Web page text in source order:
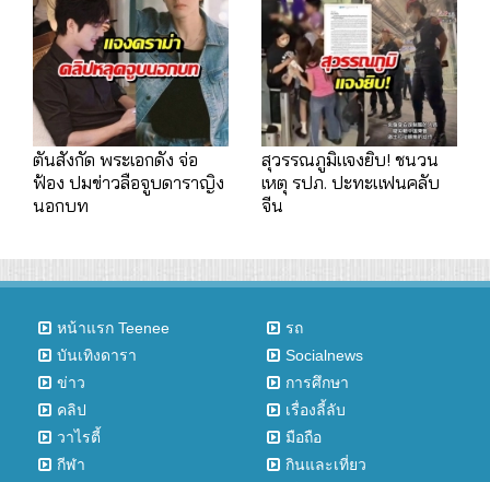
ตันสังกัด พระเอกดัง จ่อ
ฟ้อง ปมข่าวลือจูบดาราญิง
นอกบท
สุวรรณภูมิแจงยิบ! ชนวน
เหตุ รปภ. ปะทะแฟนคลับ
จีน
หน้าแรก Teenee
บันเทิงดารา
ข่าว
คลิป
วาไรตี้
กีฬา
รถ
Socialnews
การศึกษา
เรื่องลี้ลับ
มือถือ
กินและเที่ยว